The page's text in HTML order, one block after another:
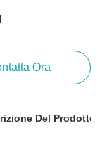
Ora
Del Prodotto